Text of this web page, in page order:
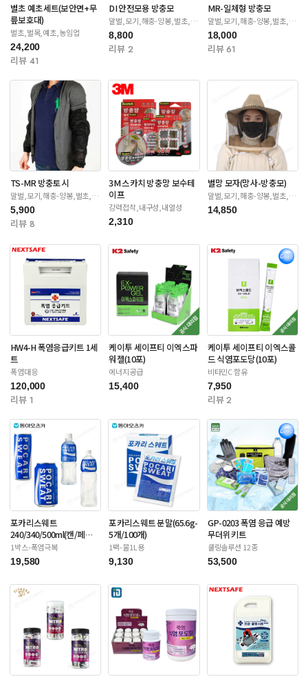
벌초 예초세트(보안면+무
릎보호대)
벌초,벌목,예초,농임업
24,200
리뷰 41
DI 안전모용 방충모
말벌,모기,해충-양봉,벌초,제
초
8,800
리뷰 2
MR-일체형 방충모
말벌,모기,해충-양봉,벌초,제
초
18,000
리뷰 61
TS-MR 방충토시
말벌,모기,해충-양봉,벌초,제
초
5,900
리뷰 8
3M 스카치 방충망 보수테
이프
강력접착,내구성,내열성
2,310
벌망 모자(망사-방충모)
말벌,모기,해충-양봉,벌초,제
초
14,850
HW4-H 폭염응급키트 1세
트
폭염대응
120,000
리뷰 1
케이투 세이프티 이엑스파
워젤(10포)
에너지공급
15,400
케이투 세이프티 이엑스콜
드 식염포도당(10포)
비타민C 함유
7,950
리뷰 2
포카리스웨트
240/340/500ml(캔/페
트-12/20/24/30입)
1박스-폭염극복
19,580
포카리스웨트 분말(65.6g-
5개/100개)
1팩-물1L용
9,130
GP-0203 폭염 응급 예방
무더위키트
쿨링솔루션 12종
53,500